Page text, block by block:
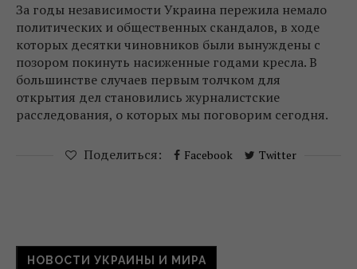
За годы независимости Украина пережила немало
политических и общественных скандалов, в ходе
которых десятки чиновников были вынуждены с
позором покинуть насиженные годами кресла. В
большинстве случаев первым толчком для
открытия дел становились журналистские
расследования, о которых мы поговорим сегодня.
Поделиться: Facebook Twitter
НОВОСТИ УКРАИНЫ И МИРА